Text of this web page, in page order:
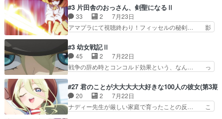
イプの作品によくある『努力型… 格ゲー専門用語
が９割方分からんけど、俺は… 取り締まる側を仲
間に、これは強い。4人そ…
子前提から離れないセルリスちゃんゲル… 顎ヒゲ
生えたゴリラ系中年おっさんが男に会… どうあが
いても弟認定。ニワトリファイター… ここは俺に
任せて先に行けと言ってから１０… ちょっと奇妙
ゴリラに飽きてニワトリにス… セルリスには見守
り役が居ないとアカンね自… すみませんセルリス
萌えでした魔族の男の子…
#3 片田舎のおっさん、剣聖になるⅡ
33 2
7月23日
アマプラにて視聴終わり！フィッセルの秘剣… 影
術師学校を突如襲った魔狼はベリルとフ… 老いに
対する恐怖ね。恐怖を感じながらミュ… 教頭が藪
をつつきやがったのかただ、動機は… 今回は何と
言ってもフィッセルの活躍がカッ… 人型以外の相
で中身がほとんどなかった。… 単純単調な話にな
っちゃってて、、、え？そ… 徐々にわかってくん
のよなぁこれ以上動けな…
#3 幼女戦記Ⅱ
45 2
7月22日
戦争の辞め時とコンコルド効果という、なん… っ
アニメ『ようじょしぇんき2』本編に加… 」はち
ょっと無能過ぎんかサンプル数1やん… ターニャ
が思ってる方向に進まずこれでまた… 合衆国と帝
国で小競り合い中、同盟国が講和… 戦争は始める
#27 君のことが大大大大大好きな100人の彼女(第3期)
20 2
7月22日
ナディー先生が厳しい家庭で育ったことの反… こ